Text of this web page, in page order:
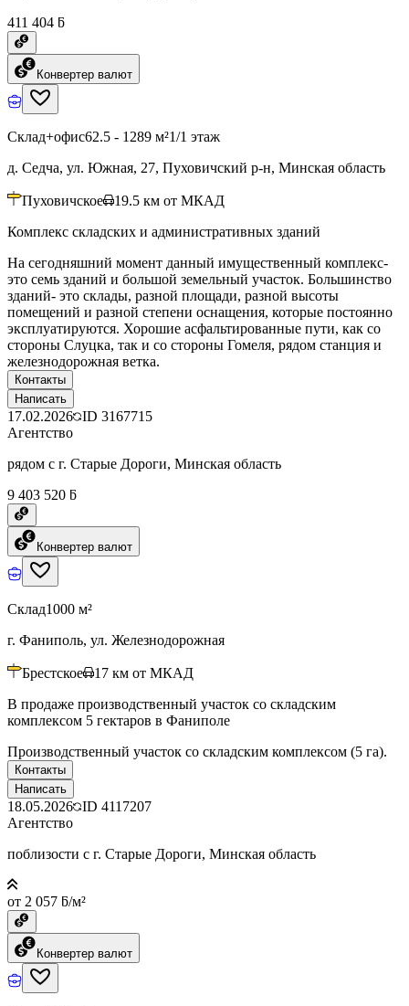
411 404 ƃ
Конвертер валют
Склад+офис62.5 - 1289 м²1/1 этаж
д. Седча, ул. Южная, 27, Пуховичский р-н, Минская область
Пуховичское 19.5 км от МКАД
Комплекс складских и административных зданий
На сегодняшний момент данный имущественный комплекс-
это семь зданий и большой земельный участок. Большинство
зданий- это склады, разной площади, разной высоты
помещений и разной степени оснащения, которые постоянно
эксплуатируются. Хорошие асфальтированные пути, как со
стороны Слуцка, так и со стороны Гомеля, рядом станция и
железнодорожная ветка.
Контакты
Написать
17.02.2026 ID 3167715
Агентство
рядом с г. Старые Дороги, Минская область
9 403 520 ƃ
Конвертер валют
Склад1000 м²
г. Фаниполь, ул. Железнодорожная
Брестское 17 км от МКАД
В продаже производственный участок со складским
комплексом 5 гектаров в Фаниполе
Производственный участок со складским комплексом (5 га).
Контакты
Написать
18.05.2026 ID 4117207
Агентство
поблизости с г. Старые Дороги, Минская область
от 2 057 ƃ/м²
Конвертер валют